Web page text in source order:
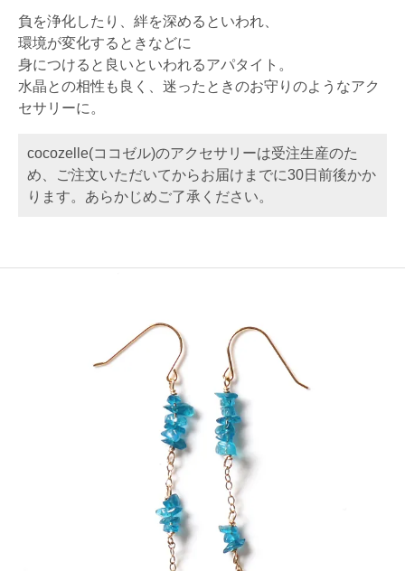
負を浄化したり、絆を深めるといわれ、
環境が変化するときなどに
身につけると良いといわれるアパタイト。
水晶との相性も良く、迷ったときのお守りのようなアク
セサリーに。
cocozelle(ココゼル)のアクセサリーは受注生産のた
め、ご注文いただいてからお届けまでに30日前後かか
ります。あらかじめご了承ください。